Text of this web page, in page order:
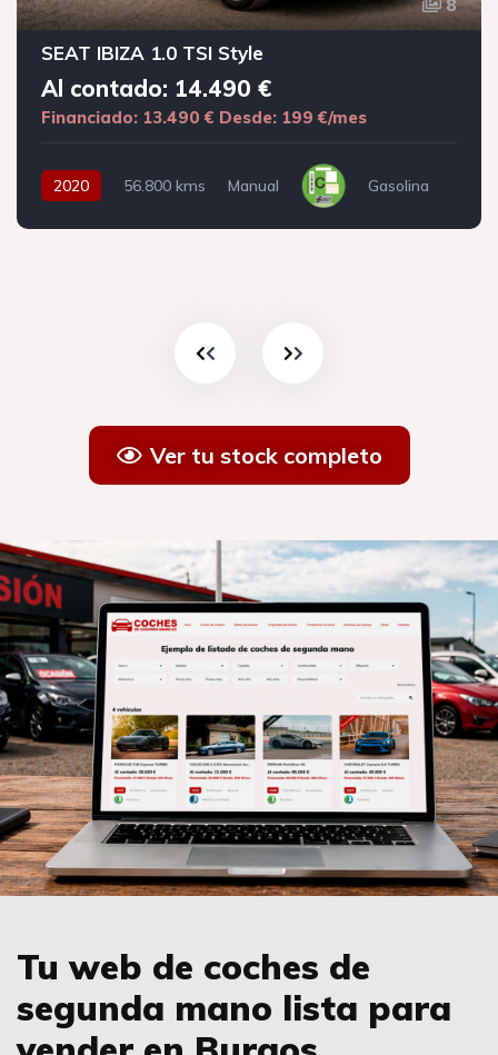
8
SEAT IBIZA 1.0 TSI Style
Al contado: 14.490 €
Financiado: 13.490 € Desde: 199 €/mes
2020 56.800 kms Manual Gasolina
Ver tu stock completo
Tu web de coches de
segunda mano lista para